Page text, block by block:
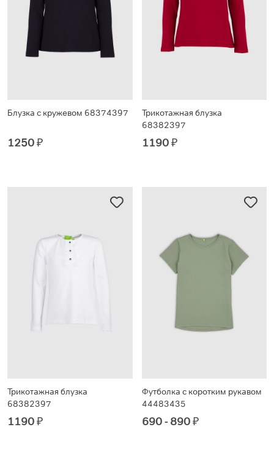
Блузка с кружевом 68374397
1250₽
Трикотажная блузка
68382397
1190₽
Трикотажная блузка
68382397
1190₽
Футболка с коротким рукавом
44483435
690 - 890₽